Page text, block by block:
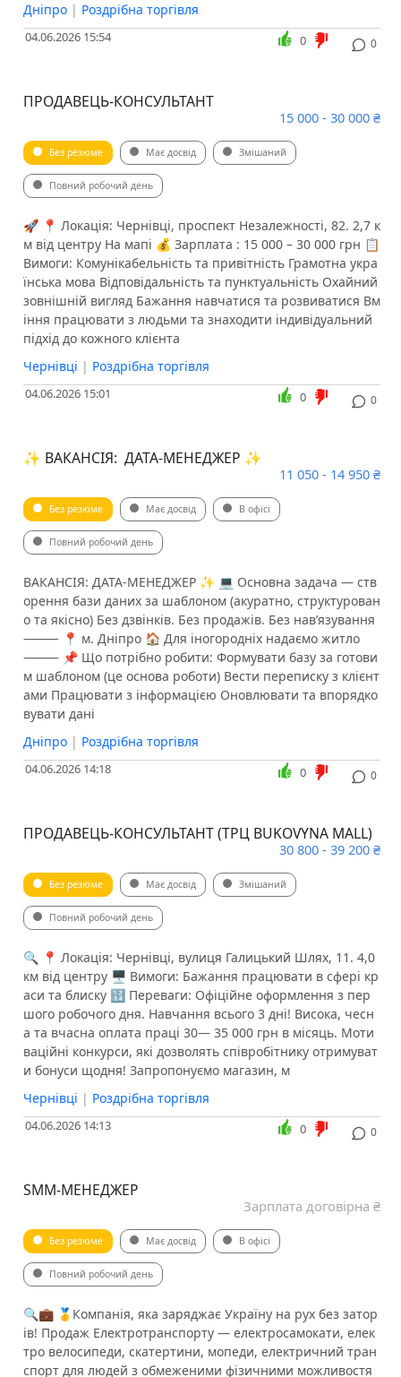
Дніпро | Роздрібна торгівля
04.06.2026 15:54 0
0
ПРОДАВЕЦЬ-КОНСУЛЬТАНТ
15 000 - 30 000 ₴
Без резюме Має досвід Змішаний
Повний робочий день
🚀 📍 Локація: Чернівці, проспект Незалежності, 82. 2,7 к
м від центру На мапі 💰 Зарплата : 15 000 – 30 000 грн 📋
Вимоги: Комунікабельність та привітність Грамотна укра
їнська мова Відповідальність та пунктуальність Охайний
зовнішній вигляд Бажання навчатися та розвиватися Вм
іння працювати з людьми та знаходити індивідуальний
підхід до кожного клієнта
Чернівці | Роздрібна торгівля
04.06.2026 15:01 0
0
✨ ВАКАНСІЯ: ДАТА-МЕНЕДЖЕР ✨
11 050 - 14 950 ₴
Без резюме Має досвід В офісі
Повний робочий день
ВАКАНСІЯ: ДАТА-МЕНЕДЖЕР ✨ 💻 Основна задача — ств
орення бази даних за шаблоном (акуратно, структурован
о та якісно) Без дзвінків. Без продажів. Без нав’язування
⸻ 📍 м. Дніпро 🏠 Для іногородніх надаємо житло
⸻ 📌 Що потрібно робити: Формувати базу за готови
м шаблоном (це основа роботи) Вести переписку з клієнт
ами Працювати з інформацією Оновлювати та впорядко
вувати дані
Дніпро | Роздрібна торгівля
04.06.2026 14:18 0
0
ПРОДАВЕЦЬ-КОНСУЛЬТАНТ (ТРЦ BUKOVYNA MALL)
30 800 - 39 200 ₴
Без резюме Має досвід Змішаний
Повний робочий день
🔍 📍 Локація: Чернівці, вулиця Галицький Шлях, 11. 4,0
км від центру 🖥 Вимоги: Бажання працювати в сфері кр
аси та блиску 🔢 Переваги: Офіційне оформлення з пер
шого робочого дня. Навчання всього 3 дні! Висока, чесн
а та вчасна оплата праці 30— 35 000 грн в місяць. Моти
ваційні конкурси, які дозволять співробітнику отримуват
и бонуси щодня! Запропонуємо магазин, м
Чернівці | Роздрібна торгівля
04.06.2026 14:13 0
0
SMM-МЕНЕДЖЕР
Зарплата договірна ₴
Без резюме Має досвід В офісі
Повний робочий день
🔍💼 🥇Компанія, яка заряджає Україну на рух без затор
ів! Продаж Електротранспорту — електросамокати, елек
тро велосипеди, скатертини, мопеди, електричний тран
спорт для людей з обмеженими фізичними можливостя